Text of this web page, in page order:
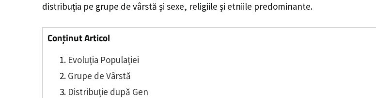
distribuția pe grupe de vârstă și sexe, religiile și etniile predominante.
Conținut Articol
Evoluția Populației
Grupe de Vârstă
Distribuție după Gen